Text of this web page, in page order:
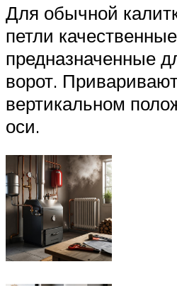
Для обычной
петли
предназначенные
ворот.
вертикальном
оси.